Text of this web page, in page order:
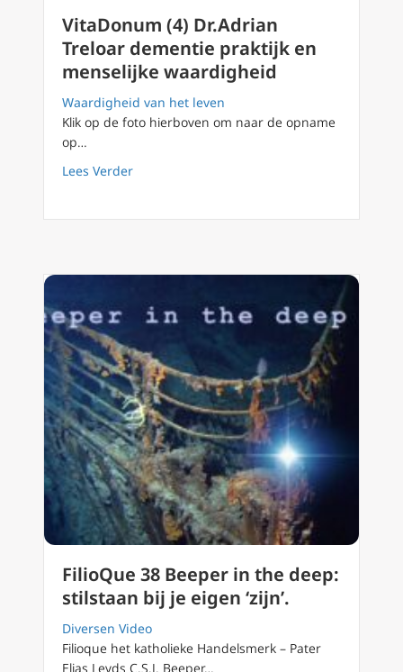
VitaDonum (4) Dr.Adrian
Treloar dementie praktijk en
menselijke waardigheid
Waardigheid van het leven
Klik op de foto hierboven om naar de opname
op…
Lees Verderabout VitaDonum (4) Dr.Adrian Treloar
FilioQue 38 Beeper in the deep:
stilstaan bij je eigen ‘zijn’.
Diversen Video
Filioque het katholieke Handelsmerk – Pater
Elias Leyds C.S.J. Beeper…